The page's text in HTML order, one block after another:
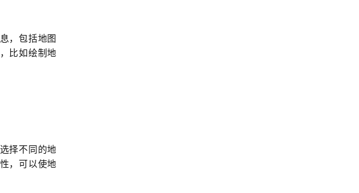
，包括地图
比如绘制地
择不同的地
，可以使地